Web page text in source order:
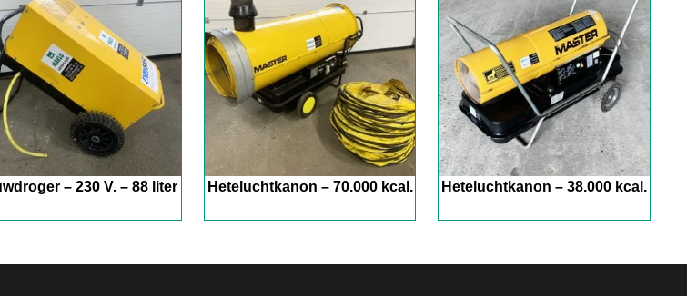
– 230 V. – 88 liter Heteluchtkanon – 70.000 kcal. Heteluchtkanon – 38.000 kcal.